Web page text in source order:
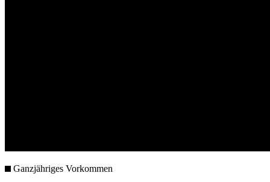
Ganzjähriges Vorkommen